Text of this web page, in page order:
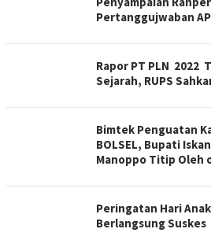
Pertanggujwaban
Rapor PT PLN 2022
Sejarah, RUPS
Bimtek Penguatan
BOLSEL, Bupati
Manoppo Titip Oleh
Peringatan Hari
Berlangsung Suskes